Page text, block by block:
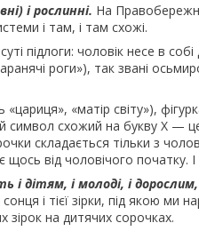
і рослинні. На
і там, і там схожі.
підлоги: чоловік несе в
роги»), так звані
«матір світу»),
схожий на букву Х —
складається тільки з
від чоловічого початку. І
і дітям, і молоді, і
і тієї зірки, під якою ми
на дитячих сорочках.